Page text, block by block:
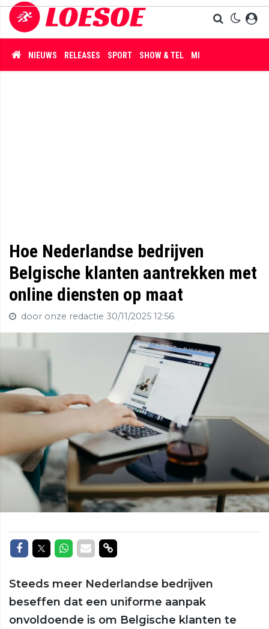
NIEUWS RELEASES SPORT SHOW & TEL MISDAAD
Hoe Nederlandse bedrijven
Belgische klanten aantrekken met
online diensten op maat
door onze redactie 30/11/2025 12:56
Delen op Facebook
Delen op Twitter
Delen op Whatsapp
Delen via Mail
Delen via link
Steeds meer Nederlandse bedrijven
beseffen dat een uniforme aanpak
onvoldoende is om Belgische klanten te